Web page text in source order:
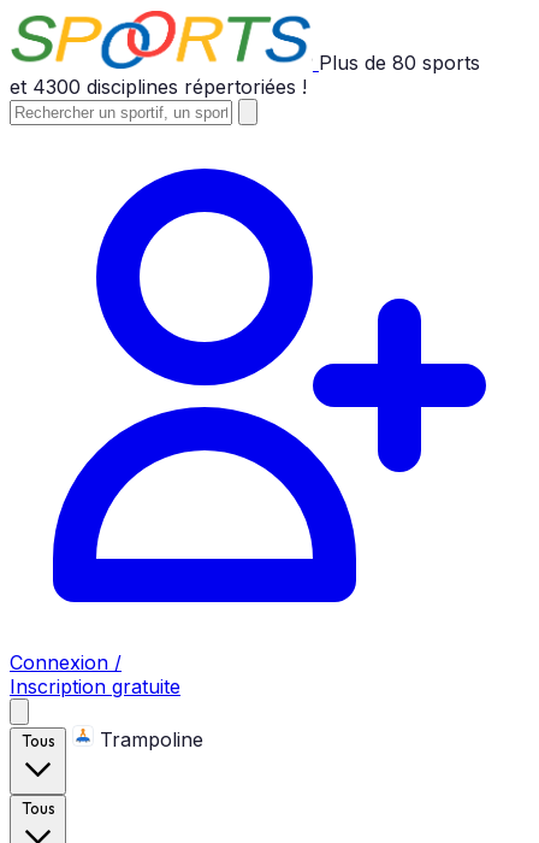
Plus de 80 sports
et 4300 disciplines répertoriées !
Connexion /
Inscription gratuite
Tous Trampoline
Tous